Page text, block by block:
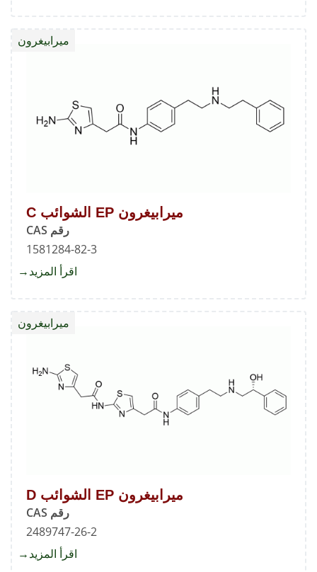
ميرابيغرون EP الشوائب C
رقم CAS
1581284-82-3
ميرابيغرون
اقرأ المزيد
ميرابيغرون EP الشوائب D
رقم CAS
2489747-26-2
ميرابيغرون
اقرأ المزيد